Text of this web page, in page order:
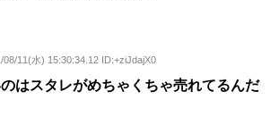
08/11(水) 15:30:34.12 ID:+ziJdajX0
はスタレがめちゃくちゃ売れてるんだ